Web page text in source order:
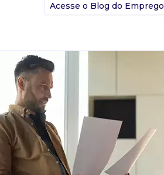
Acesse o Blog do Emprego